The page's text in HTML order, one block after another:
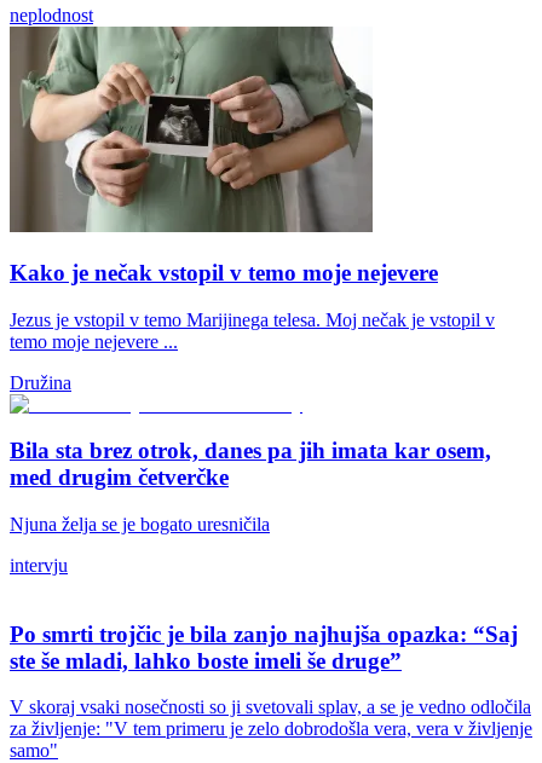
neplodnost
Kako je nečak vstopil v temo moje nejevere
Jezus je vstopil v temo Marijinega telesa. Moj nečak je vstopil v
temo moje nejevere ...
Družina
Bila sta brez otrok, danes pa jih imata kar osem,
med drugim četverčke
Njuna želja se je bogato uresničila
intervju
Po smrti trojčic je bila zanjo najhujša opazka: “Saj
ste še mladi, lahko boste imeli še druge”
V skoraj vsaki nosečnosti so ji svetovali splav, a se je vedno odločila
za življenje: "V tem primeru je zelo dobrodošla vera, vera v življenje
samo"